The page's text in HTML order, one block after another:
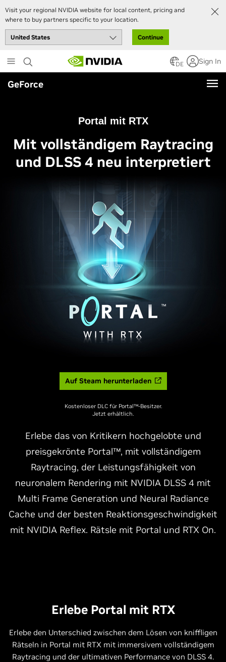
Visit your regional NVIDIA website for local content, pricing and
where to buy partners specific to your location.
Continue
to
main
content
DE Sign In
GeForce
Portal mit RTX
Mit vollständigem Raytracing
und DLSS 4 neu interpretiert
Auf Steam herunterladen
Kostenloser DLC für Portal™-Besitzer.
Jetzt erhältlich.
Erlebe das von Kritikern hochgelobte und
preisgekrönte Portal™, mit vollständigem
Raytracing, der Leistungsfähigkeit von
neuronalem Rendering mit NVIDIA DLSS 4 mit
Multi Frame Generation und Neural Radiance
Cache und der besten Reaktionsgeschwindigkeit
mit NVIDIA Reflex. Rätsle mit Portal und RTX On.
Erlebe Portal mit RTX
Erlebe den Unterschied zwischen dem Lösen von kniffligen
Rätseln in Portal mit RTX mit immersivem vollständigem
Raytracing und der ultimativen Performance von DLSS 4.